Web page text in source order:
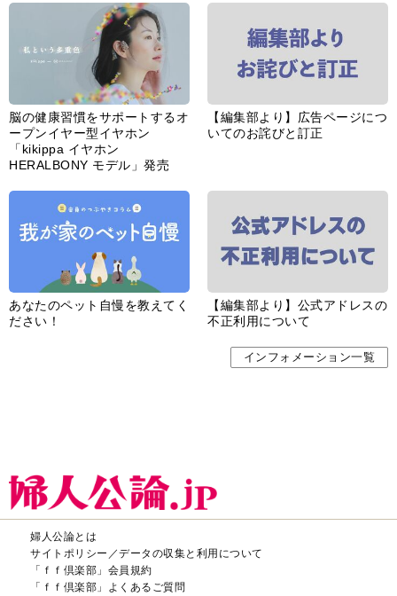
脳の健康習慣をサポートするオ
ープンイヤー型イヤホン
「kikippa イヤホン
HERALBONY モデル」発売
【編集部より】広告ページにつ
いてのお詫びと訂正
あなたのペット自慢を教えてく
ださい！
【編集部より】公式アドレスの
不正利用について
インフォメーション一覧
婦人公論とは
サイトポリシー／データの収集と利用について
「ｆｆ倶楽部」会員規約
「ｆｆ倶楽部」よくあるご質問